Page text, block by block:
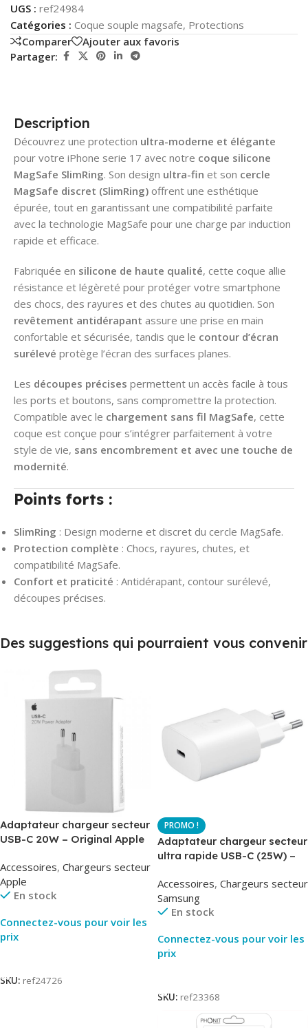
UGS : ref24984
Catégories : Coque souple magsafe, Protections
Comparer
Ajouter aux favoris
Partager:
Description
Découvrez une protection ultra-moderne et élégante
pour votre iPhone serie 17 avec notre coque silicone
MagSafe SlimRing. Son design ultra-fin et son cercle
MagSafe discret (SlimRing) offrent une esthétique
épurée, tout en garantissant une compatibilité parfaite
avec la technologie MagSafe pour une charge par induction
rapide et efficace.
Fabriquée en silicone de haute qualité, cette coque allie
résistance et légèreté pour protéger votre smartphone
des chocs, des rayures et des chutes au quotidien. Son
revêtement antidérapant assure une prise en main
confortable et sécurisée, tandis que le contour d’écran
surélevé protège l’écran des surfaces planes.
Les découpes précises permettent un accès facile à tous
les ports et boutons, sans compromettre la protection.
Compatible avec le chargement sans fil MagSafe, cette
coque est conçue pour s’intégrer parfaitement à votre
style de vie, sans encombrement et avec une touche de
modernité.
Points forts :
SlimRing : Design moderne et discret du cercle MagSafe.
Protection complète : Chocs, rayures, chutes, et
compatibilité MagSafe.
Confort et praticité : Antidérapant, contour surélevé,
découpes précises.
Des suggestions qui pourraient vous convenir
Adaptateur chargeur secteur
USB-C 20W – Original Apple
Original
Accessoires, Chargeurs secteur
Apple
En stock
Connectez-vous pour voir les
prix
SKU: ref24726
Adaptateur chargeur secteur
ultra rapide USB-C (25W) –
EP-TA800
Accessoires, Chargeurs secteur
Samsung
En stock
Connectez-vous pour voir les
prix
SKU: ref23368